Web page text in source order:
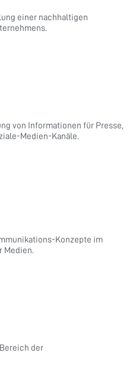
einer nachhaltigen
von Informationen für Presse,
Medien-Kanäle.
Konzepte im
Medien.
der